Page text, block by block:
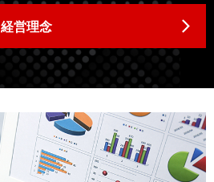
経営理念